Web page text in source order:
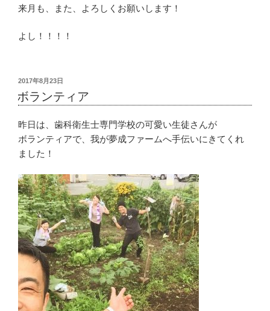
来月も、また、よろしくお願いします！
よし！！！！
投
稿
日:
2017年8月23日
ボランティア
昨日は、歯科衛生士専門学校の可愛い生徒さんが
ボランティアで、我が夢成ファームへ手伝いにきてくれ
ました！